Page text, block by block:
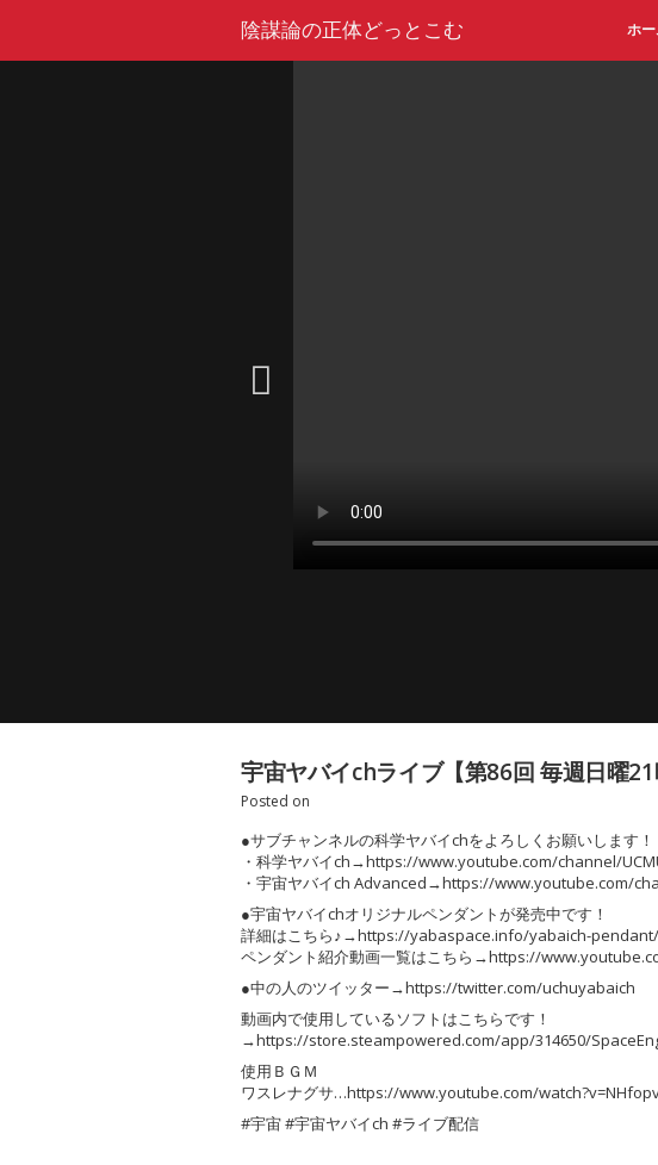
陰謀論の正体どっとこむ ホ
宇宙ヤバイchライブ【第86回 毎週日曜21
Posted on
●サブチャンネルの科学ヤバイchをよろしくお願いします！
・科学ヤバイch→https://www.youtube.com/channel/
・宇宙ヤバイch Advanced→https://www.youtube.com/
●宇宙ヤバイchオリジナルペンダントが発売中です！
詳細はこちら♪→https://yabaspace.info/yabaich-pendant/
ペンダント紹介動画一覧はこちら→https://
●中の人のツイッター→https://twitter.com/uchuyabaich
動画内で使用しているソフトはこちらです！
→https://store.steampowered.com/app/314650/
使用ＢＧＭ
ワスレナグサ…https://www.youtube.com/
#宇宙 #宇宙ヤバイch #ライブ配信